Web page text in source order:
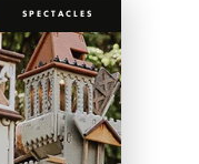
SPECTACLES